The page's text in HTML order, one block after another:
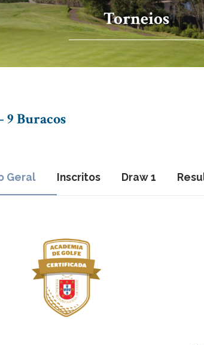
Torneios
9 Buracos
Geral Inscritos Draw 1